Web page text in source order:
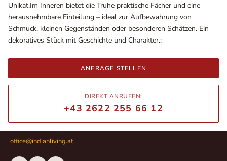
Unikat.Im Inneren bietet die Truhe praktische Fächer und eine
herausnehmbare Einteilung – ideal zur Aufbewahrung von
Schmuck, kleinen Gegenständen oder besonderen Schätzen. Ein
dekoratives Stück mit Geschichte und Charakter.;
ANFRAGE STELLEN
DIREKT ANRUFEN:
+43 2622 255 66 12
Wiener Straße – Werkstraße 111
+43 2622 255 66 12
office@indianliving.at